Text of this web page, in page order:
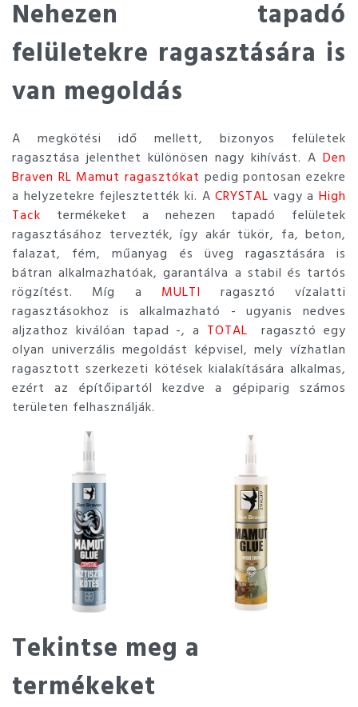
Nehezen tapadó
felületekre ragasztására is
van megoldás
A megkötési idő mellett, bizonyos felületek
ragasztása jelenthet különösen nagy kihívást. A Den
Braven RL Mamut ragasztókat pedig pontosan ezekre
a helyzetekre fejlesztették ki. ACRYSTAL vagy a High
Tack termékeket a nehezen tapadó felületek
ragasztásához tervezték, így akár tükör, fa, beton,
falazat, fém, műanyag és üveg ragasztására is
bátran alkalmazhatóak, garantálva a stabil és tartós
rögzítést. Míg a MULTI ragasztó vízalatti
ragasztásokhoz is alkalmazható - ugyanis nedves
aljzathoz kiválóan tapad -, a TOTALragasztó egy
olyan univerzális megoldást képvisel, mely vízhatlan
ragasztott szerkezeti kötések kialakítására alkalmas,
ezért az építőipartól kezdve a gépiparig számos
területen felhasználják.
Tekintse meg a
termékeket